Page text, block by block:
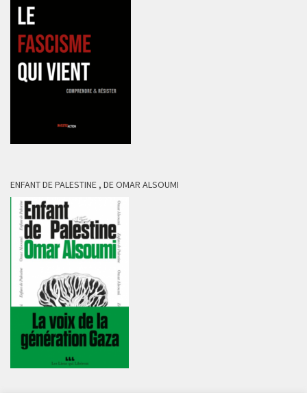
ENFANT DE PALESTINE , DE OMAR ALSOUMI